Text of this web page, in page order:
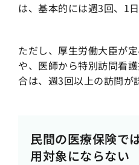
は、基本的には週3回、1日
ただし、厚生労働大臣が
や、医師から特別訪問看
合は、週3回以上の訪問が
民間の医療保険で
用対象にならない